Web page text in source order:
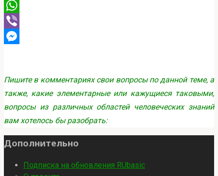
Email
WhatsApp
Viber
Пишите в комментариях свои вопросы по данной теме, а
также, какие элементарные или кажущиеся таковыми,
вопросы из различных областей человеческих знаний
вам хотелось бы разобрать:
Дополнительно
Подписка на обновления RUbasic